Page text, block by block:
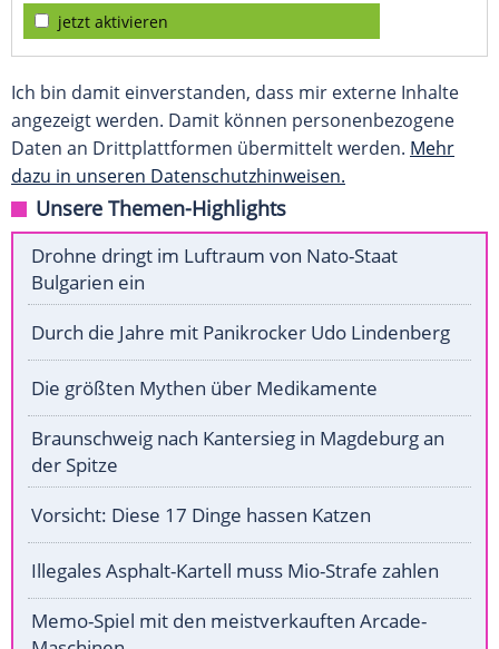
jetzt aktivieren
Ich bin damit einverstanden, dass mir externe Inhalte
angezeigt werden. Damit können personenbezogene
Daten an Drittplattformen übermittelt werden. Mehr
dazu in unseren Datenschutzhinweisen.
Unsere Themen-Highlights
Drohne dringt im Luftraum von Nato-Staat
Bulgarien ein
Durch die Jahre mit Panikrocker Udo Lindenberg
Die größten Mythen über Medikamente
Braunschweig nach Kantersieg in Magdeburg an
der Spitze
Vorsicht: Diese 17 Dinge hassen Katzen
Illegales Asphalt-Kartell muss Mio-Strafe zahlen
Memo-Spiel mit den meistverkauften Arcade-